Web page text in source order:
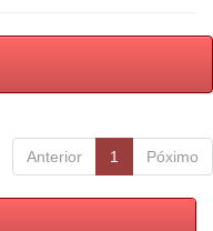
Anterior 1 Póximo